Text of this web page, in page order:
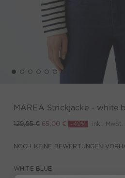
MAREA Strickjacke - white
129,95 € 65,00 € -49% inkl. MwSt.
NOCH KEINE BEWERTUNGEN
WHITE BLUE